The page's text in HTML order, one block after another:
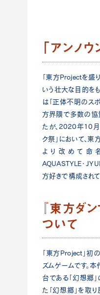
「アンノ
「東方Projectを盛
いう壮大な目的をも
は「正体不明のス
方界隈で多数の協
たが、2020年10
ク祭」において、
より改めて命
AQUASTYLE・
方好きで構成されて
『東方ダ
ついて
「東方Project」初
ズムゲームです。
台である「幻想郷
た「幻想郷」を取り